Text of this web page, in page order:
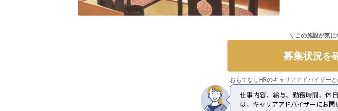
この施設が気に
募集状況を
おもてなしHRのキャリアアドバイザー
仕事内容、給与、勤務時間、休
は、キャリアアドバイザーにお問